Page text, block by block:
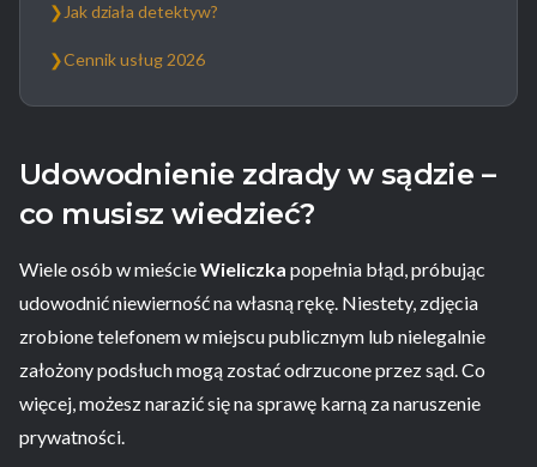
❯ Jak działa detektyw?
❯Cennik usług 2026
Udowodnienie zdrady w sądzie –
co musisz wiedzieć?
Wiele osób w mieścieWieliczka popełnia błąd, próbując
udowodnić niewierność na własną rękę. Niestety, zdjęcia
zrobione telefonem w miejscu publicznym lub nielegalnie
założony podsłuch mogą zostać odrzucone przez sąd. Co
więcej, możesz narazić się na sprawę karną za naruszenie
prywatności.